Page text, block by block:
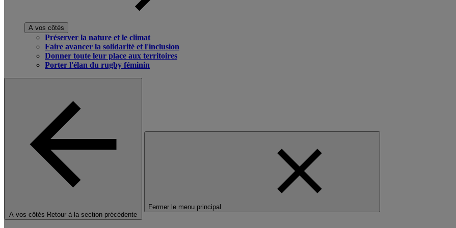
A vos côtés
Préserver la nature et le climat
Faire avancer la solidarité et l'inclusion
Donner toute leur place aux territoires
Porter l'élan du rugby féminin
A vos côtés Retour à la section précédente
Fermer le menu principal